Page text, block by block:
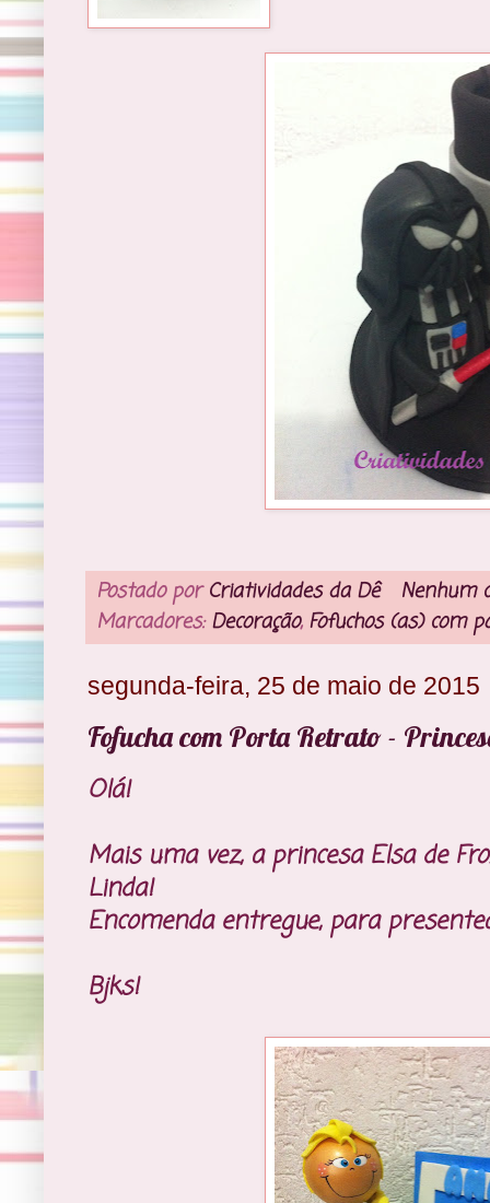
Postado porCriatividades da Dê
Nenhum
Marcadores:Decoração, Fofuchos (as) com
segunda-feira, 25 de maio de 2015
Fofucha com Porta Retrato -
Olá!
Mais uma vez, a princesa Elsa de
Linda!
Encomenda entregue, para
Bjks!